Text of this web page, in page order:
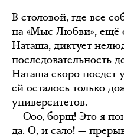
В столовой, где все
на «Мыс Любви», ещё
Наташа, диктует
последовательность
Наташа скоро поедет
ей осталось только
университетов.
— Ооо, борщ! Это я
да. О, и сало! —